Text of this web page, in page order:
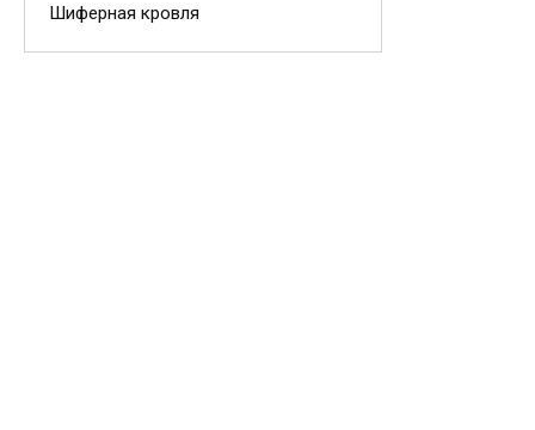
Шиферная кровля